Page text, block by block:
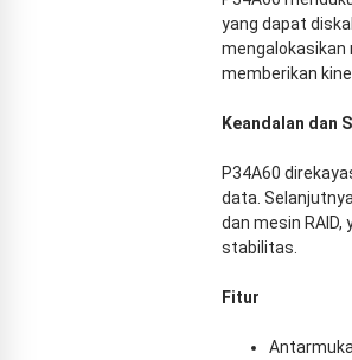
yang dapat
mengalokasikan
memberikan
Keandalan dan
P34A60
data.
dan mesin
stabilitas.
Fitur